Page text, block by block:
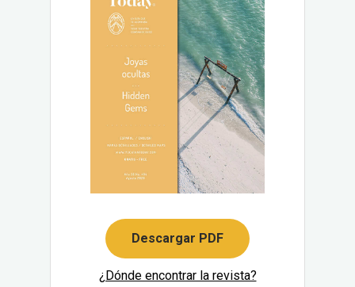
Descargar PDF
¿Dónde encontrar la revista?